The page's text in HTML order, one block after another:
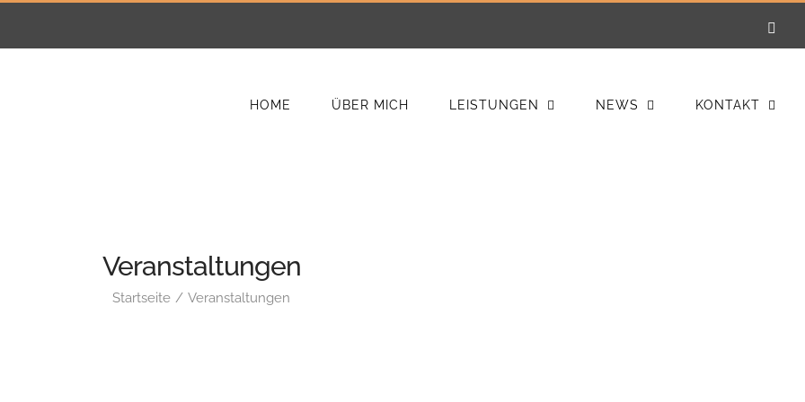
HOME ÜBER MICH LEISTUNGEN NEWS KONTAKT
Veranstaltungen
Startseite Veranstaltungen